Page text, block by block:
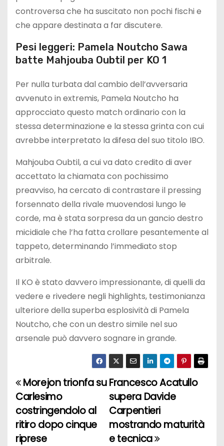
controversa che ha suscitato non pochi fischi e
che appare destinata a far discutere.
Pesi leggeri: Pamela Noutcho Sawa
batte Mahjouba Oubtil per KO 1
Per nulla turbata dal cambio dell’avversaria
avvenuto in extremis, Pamela Noutcho ha
approcciato questo match ordinario con la
stessa determinazione e la stessa grinta con cui
avrebbe interpretato la difesa del suo titolo IBO.
Mahjouba Oubtil, a cui va dato credito di aver
accettato la chiamata con pochissimo
preavviso, ha cercato di contrastare il pressing
forsennato della rivale muovendosi lungo le
corde, ma è stata sorpresa da un gancio destro
micidiale che l’ha fatta crollare pesantemente al
tappeto, determinando l’immediato stop
arbitrale.
Il KO è stato davvero impressionante, di quelli da
vedere e rivedere negli highlights, testimonianza
ulteriore della superba esplosività di Pamela
Noutcho, che con un destro simile nel suo
arsenale può davvero sognare in grande.
N
a
v
Francesco Acatullo
supera Davide
Carpentieri
mostrando maturità
e tecnica
Morejon trionfa su
Carlesimo
costringendolo al
ritiro dopo cinque
riprese